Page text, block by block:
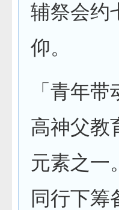
辅祭会约
仰。
「青年
高神父教
元素之一
同行下筹